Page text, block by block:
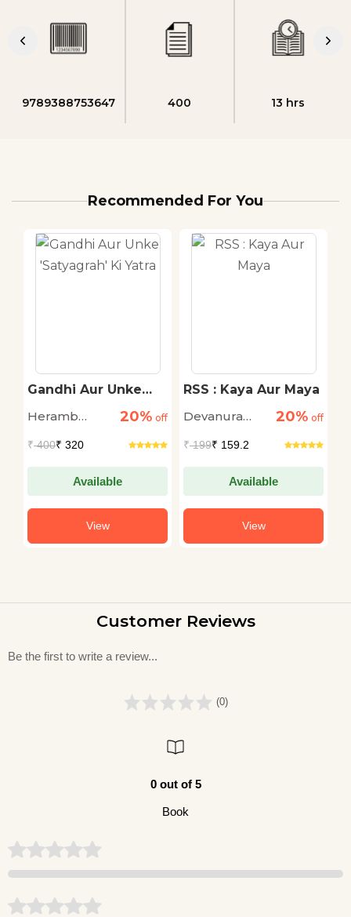
9789388753647 400 13 hrs
Recommended For You
Gandhi Aur Unke
Heramb
20% off
₹400₹ 320
Available
View
RSS : Kaya Aur Maya
Devanura
20% off
₹199₹ 159.2
Available
View
Customer Reviews
Be the first to write a review...
(0)
0 out of 5
Book